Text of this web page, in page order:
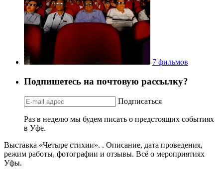
7 фильмов
Подпишетесь на почтовую рассылку?
Подписаться
Раз в неделю мы будем писать о предстоящих событиях
в Уфе.
Выставка «Четыре стихии». . Описание, дата проведения,
режим работы, фотографии и отзывы. Всё о мероприятиях
Уфы.